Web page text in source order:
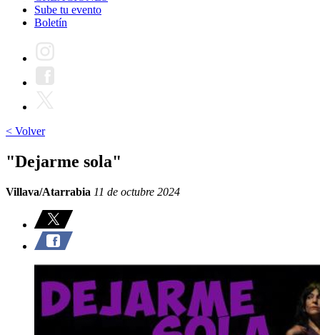
Sube tu evento
Boletín
< Volver
"Dejarme sola"
Villava/Atarrabia 11 de octubre 2024